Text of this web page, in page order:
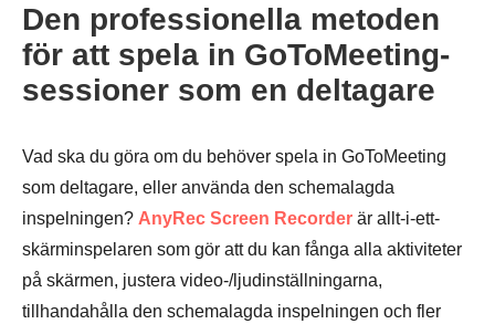
Den professionella metoden
för att spela in GoToMeeting-
sessioner som en deltagare
Vad ska du göra om du behöver spela in GoToMeeting
som deltagare, eller använda den schemalagda
inspelningen? AnyRec Screen Recorder är allt-i-ett-
skärminspelaren som gör att du kan fånga alla aktiviteter
på skärmen, justera video-/ljudinställningarna,
tillhandahålla den schemalagda inspelningen och fler